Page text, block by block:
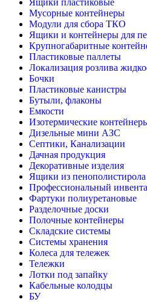
Ящики пластиковые
Мусорные контейнеры
Модули для сбора ТКО
Ящики и контейнеры для
Крупногабаритные
Пластиковые паллеты
Локализация розлива
Бочки
Пластиковые канистры
Бутыли, флаконы
Емкости
Изотермические
Дизельные мини АЗС
Септики, Канализации
Дачная продукция
Декоративные изделия
Ящики из пенополистирола
Профессиональный
Фартуки полиуретановые
Разделочные доски
Полочные контейнеры
Складские системы
Системы хранения
Колеса для тележек
Тележки
Лотки под запайку
Кабельные колодцы
БУ